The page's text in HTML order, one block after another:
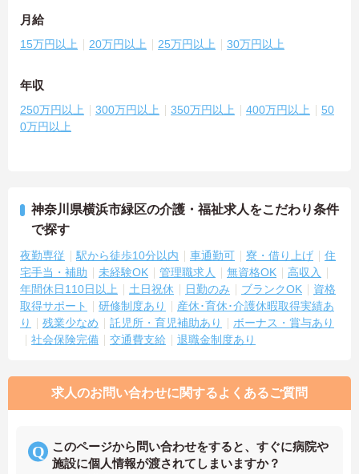
月給
15万円以上 20万円以上 25万円以上 30万円以上
年収
250万円以上 300万円以上 350万円以上 400万円以上
50
0万円以上
神奈川県横浜市緑区の介護・福祉求人をこだわり条件
で探す
夜勤専従 駅から徒歩10分以内 車通勤可 寮・借り上げ
住
宅手当・補助
未経験OK 管理職求人 無資格OK
高収入
年間休日110日以上
土日祝休 日勤のみ ブランクOK
資格
取得サポート
研修制度あり
産休･育休･介護休暇取得実績あ
り
残業少なめ 託児所・育児補助あり
ボーナス・賞与あり
社会保険完備
交通費支給 退職金制度あり
求人のお問い合わせに関するよくあるご質問
このページから問い合わせをすると、すぐに病院や
施設に個人情報が渡されてしまいますか？